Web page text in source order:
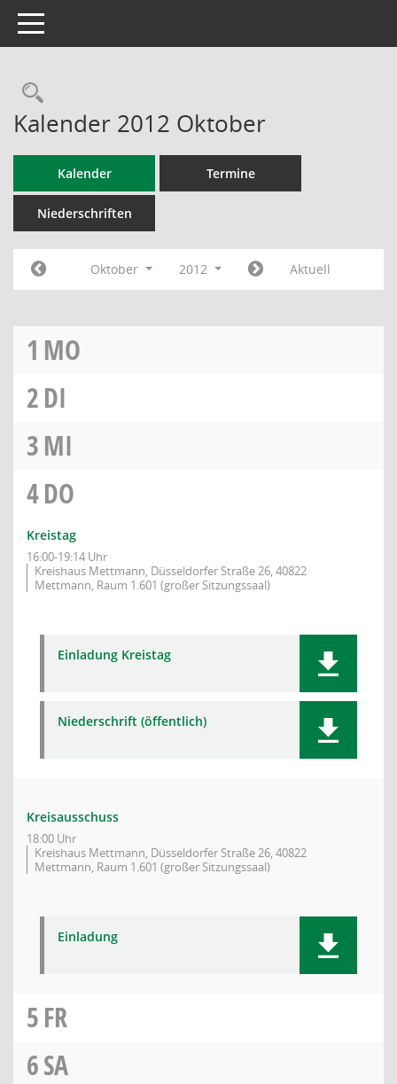
Toggle navigation
Rechercheauswahl
Kalender 2012 Oktober
Kalender Termine
Niederschriften
Oktober 2012 Aktuell
1 MO
2DI
3MI
4DO
Kreistag
16:00-19:14 Uhr
Kreishaus Mettmann, Düsseldorfer Straße 26, 40822
Mettmann, Raum 1.601 (großer Sitzungssaal)
Einladung Kreistag
Niederschrift (öffentlich)
Kreisausschuss
18:00 Uhr
Kreishaus Mettmann, Düsseldorfer Straße 26, 40822
Mettmann, Raum 1.601 (großer Sitzungssaal)
Einladung
5FR
6SA